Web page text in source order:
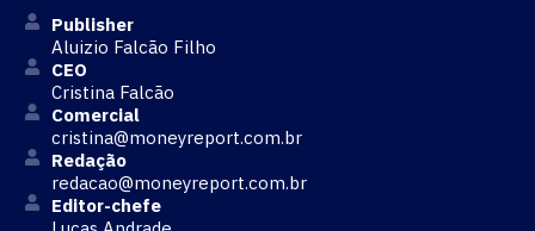
Publisher
Aluizio Falcão Filho
CEO
Cristina Falcão
Comercial
cristina@moneyreport.com.br
Redação
redacao@moneyreport.com.br
Editor-chefe